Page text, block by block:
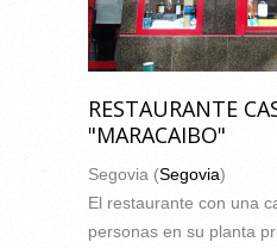
RESTAURANTE
"MARACAIBO"
Segovia (Segovia)
El restaurante con una
personas en su planta